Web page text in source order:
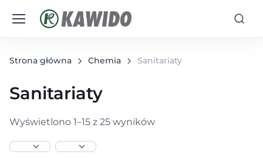
Strona główna Chemia Sanitariaty
Sanitariaty
Wyświetlono 1–15 z 25 wyników